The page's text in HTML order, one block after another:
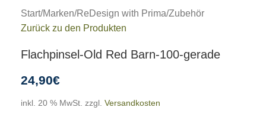
Start/Marken/ReDesign with Prima/Zubehör
Zurück zu den Produkten
Flachpinsel-Old Red Barn-100-gerade
24,90€
inkl. 20 % MwSt. zzgl. Versandkosten